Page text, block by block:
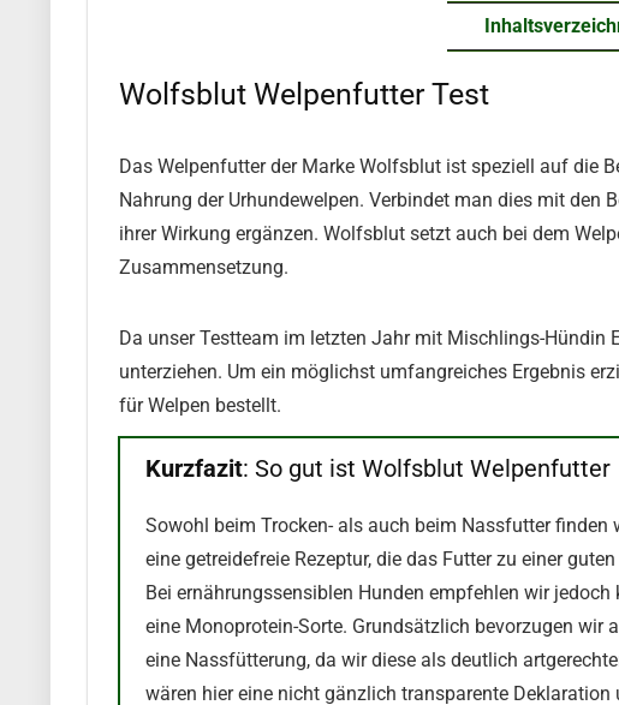
Wolfsblut Welpenfutter Test
Das Welpenfutter der Marke Wolfsblut ist speziell auf die
Nahrung der Urhundewelpen. Verbindet man dies mit den
ihrer Wirkung ergänzen. Wolfsblut setzt auch bei dem
Zusammensetzung.
Da unser Testteam im letzten Jahr mit Mischlings-
unterziehen. Um ein möglichst umfangreiches Ergebnis
für Welpen bestellt.
Kurzfazit: So gut ist Wolfsblut Welpenfutter
Sowohl beim Trocken- als auch beim Nassfutter finden
eine getreidefreie Rezeptur, die das Futter zu einer
Bei ernährungssensiblen Hunden empfehlen wir
eine Monoprotein-Sorte. Grundsätzlich bevorzugen wir
eine Nassfütterung, da wir diese als deutlich
wären hier eine nicht gänzlich transparente